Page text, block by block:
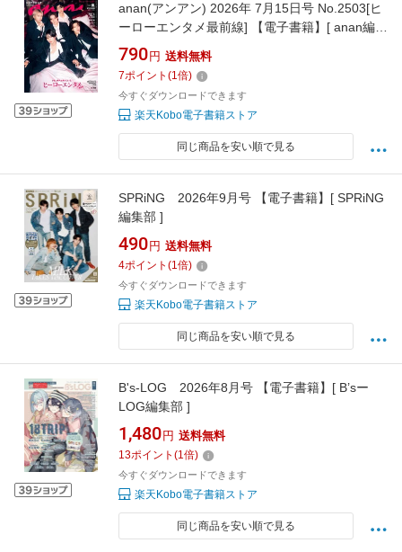
anan(アンアン) 2026年 7月15日号 No.2503[ヒ
ーローエンタメ最前線] 【電子書籍】[ anan編集
部 ]
790 円 送料無料
7ポイント (1倍)
今すぐダウンロードできます
楽天Kobo電子書籍ストア
同じ商品を安い順で見る
SPRiNG 2026年9月号 【電子書籍】[ SPRiNG
編集部 ]
490 円 送料無料
4ポイント (1倍)
今すぐダウンロードできます
楽天Kobo電子書籍ストア
同じ商品を安い順で見る
B's-LOG 2026年8月号 【電子書籍】[ B’sー
LOG編集部 ]
1,480 円 送料無料
13ポイント (1倍)
今すぐダウンロードできます
楽天Kobo電子書籍ストア
同じ商品を安い順で見る